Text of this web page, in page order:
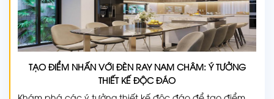
TẠO ĐIỂM NHẤN VỚI ĐÈN RAY NAM CHÂM: Ý TƯỞNG
THIẾT KẾ ĐỘC ĐÁO